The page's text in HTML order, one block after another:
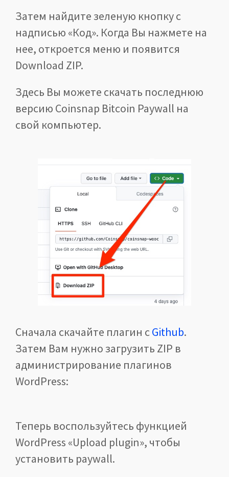
Затем найдите зеленую кнопку с
надписью «Код». Когда Вы нажмете на
нее, откроется меню и появится
Download ZIP.
Здесь Вы можете скачать последнюю
версию Coinsnap Bitcoin Paywall на
свой компьютер.
Сначала скачайте плагин сGithub.
Затем Вам нужно загрузить ZIP в
администрирование плагинов
WordPress:
Теперь воспользуйтесь функцией
WordPress «Upload plugin», чтобы
установить paywall.